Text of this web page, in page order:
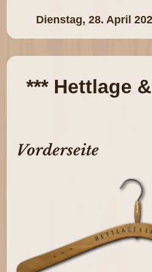
Dienstag, 28. April
*** Hettlage
Vorderseite